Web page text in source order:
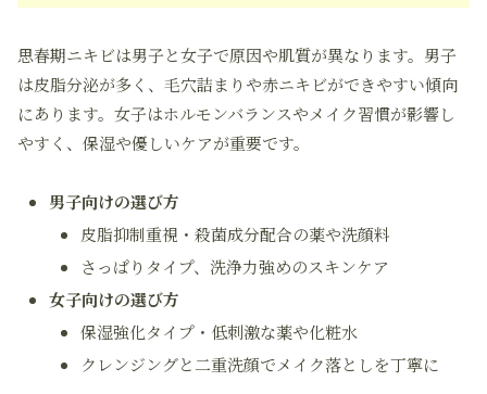
思春期ニキビは男子と女子で原因や肌質が異なります。男子
は皮脂分泌が多く、毛穴詰まりや赤ニキビができやすい傾向
にあります。女子はホルモンバランスやメイク習慣が影響し
やすく、保湿や優しいケアが重要です。
男子向けの選び方
皮脂抑制重視・殺菌成分配合の薬や洗顔料
さっぱりタイプ、洗浄力強めのスキンケア
女子向けの選び方
保湿強化タイプ・低刺激な薬や化粧水
クレンジングと二重洗顔でメイク落としを丁寧に